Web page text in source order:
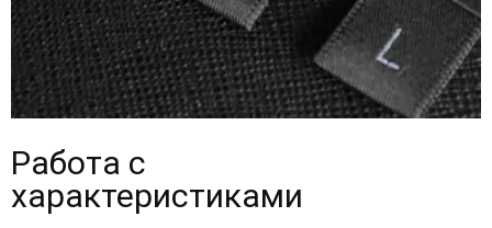
Работа с
характеристиками